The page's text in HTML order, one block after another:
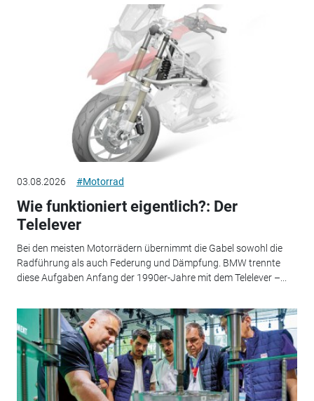
03.08.2026 #Motorrad
Wie funktioniert eigentlich?: Der
Telelever
Bei den meisten Motorrädern übernimmt die Gabel sowohl die
Radführung als auch Federung und Dämpfung. BMW trennte
diese Aufgaben Anfang der 1990er-Jahre mit dem Telelever –...